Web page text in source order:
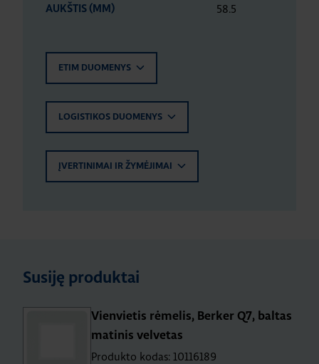
AUKŠTIS (MM) 58.5
ETIM DUOMENYS
LOGISTIKOS DUOMENYS
ĮVERTINIMAI IR ŽYMĖJIMAI
Susiję produktai
Vienvietis rėmelis, Berker Q7, baltas
matinis velvetas
Produkto kodas: 10116189